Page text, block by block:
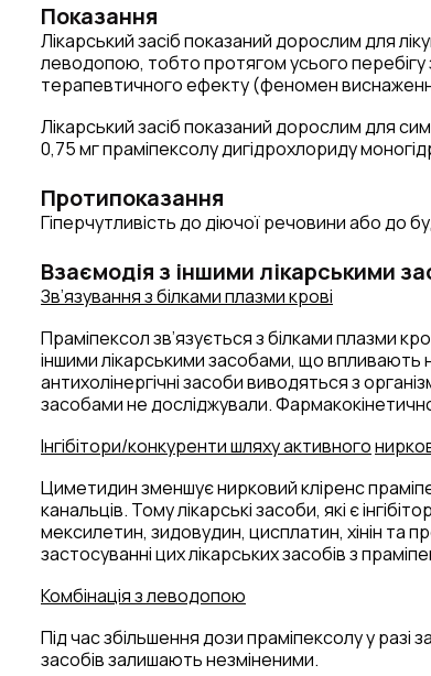
Показання
Лікарський засіб показаний дорослим для
леводопою, тобто протягом усього перебігу
терапевтичного ефекту (феномен
Лікарський засіб показаний дорослим для
0,75 мг праміпексолу дигідрохлориду
Протипоказання
Гіперчутливість до діючої речовини або до
Взаємодія з іншими лікарськими
Зв’язування з білками плазми крові
Праміпексол зв’язується з білками плазми
іншими лікарськими засобами, що впливають
антихолінергічні засоби виводяться з
засобами не досліджували.
Інгібітори/конкуренти шляху активного
Циметидин зменшує нирковий кліренс
канальців. Тому лікарські засоби, які є
мексилетин, зидовудин, цисплатин, хінін та
застосуванні цих лікарських засобів з
Комбінація з леводопою
Під час збільшення дози праміпексолу у
засобів залишають незміненими.